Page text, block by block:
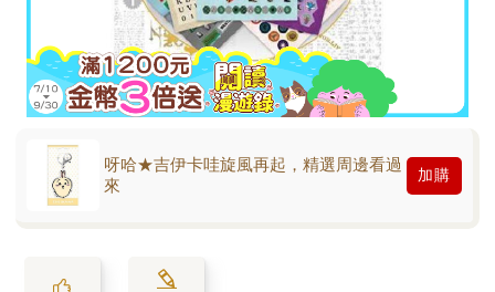
呀哈★吉伊卡哇旋風再起，精選周邊看過
來
加購